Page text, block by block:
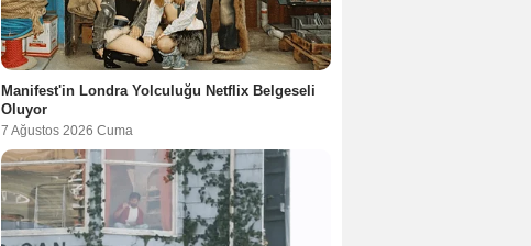
Manifest'in Londra Yolculuğu Netflix Belgeseli
Oluyor
7 Ağustos 2026 Cuma